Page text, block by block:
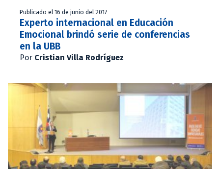
Publicado el 16 de junio del 2017
Experto internacional en Educación
Emocional brindó serie de conferencias
en la UBB
Por Cristian Villa Rodríguez